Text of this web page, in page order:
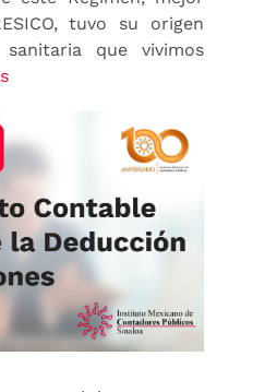
tuvo su origen
que vivimos